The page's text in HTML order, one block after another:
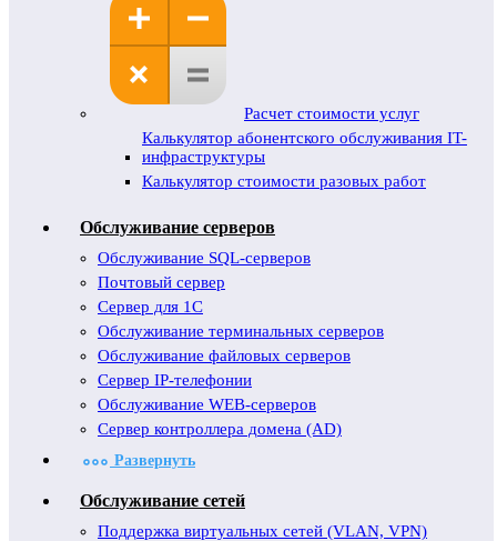
Расчет стоимости услуг
Калькулятор абонентского обслуживания IT-
инфраструктуры
Калькулятор стоимости разовых работ
Обслуживание серверов
Обслуживание SQL-серверов
Почтовый сервер
Сервер для 1С
Обслуживание терминальных серверов
Обслуживание файловых серверов
Сервер IP-телефонии
Обслуживание WEB-серверов
Сервер контроллера домена (AD)
Развернуть
Обслуживание сетей
Поддержка виртуальных сетей (VLAN, VPN)